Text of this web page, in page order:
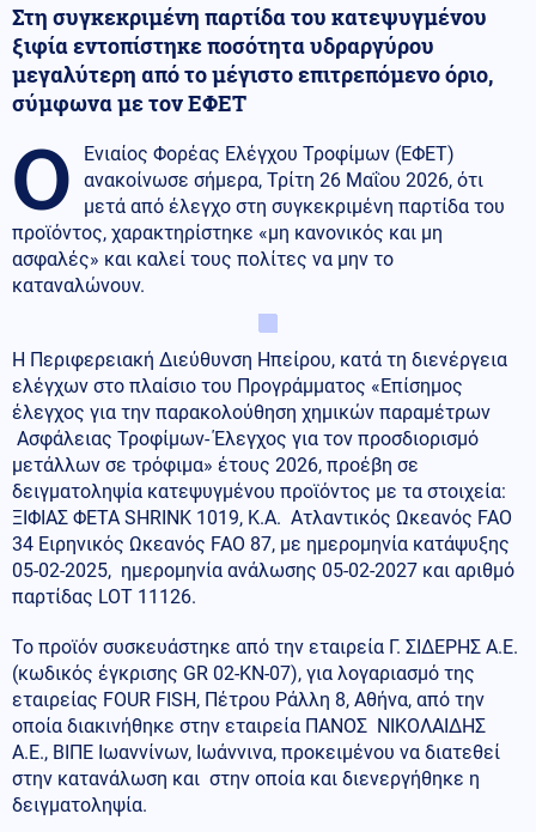
Στη συγκεκριμένη παρτίδα του κατεψυγμένου
ξιφία εντοπίστηκε ποσότητα υδραργύρου
μεγαλύτερη από το μέγιστο επιτρεπόμενο όριο,
σύμφωνα με τον ΕΦΕΤ
Ο
Ενιαίος Φορέας Ελέγχου Τροφίμων (ΕΦΕΤ)
ανακοίνωσε σήμερα, Τρίτη 26 Μαΐου 2026, ότι
μετά από έλεγχο στη συγκεκριμένη παρτίδα του
προϊόντος, χαρακτηρίστηκε «μη κανονικός και μη
ασφαλές» και καλεί τους πολίτες να μην το
καταναλώνουν.
Η Περιφερειακή Διεύθυνση Ηπείρου, κατά τη διενέργεια
ελέγχων στο πλαίσιο του Προγράμματος «Επίσημος
έλεγχος για την παρακολούθηση χημικών παραμέτρων
Ασφάλειας Τροφίμων- Έλεγχος για τον προσδιορισμό
μετάλλων σε τρόφιμα» έτους 2026, προέβη σε
δειγματοληψία κατεψυγμένου προϊόντος με τα στοιχεία:
ΞΙΦΙΑΣ ΦΕΤΑ SHRINK 1019, Κ.Α. Ατλαντικός Ωκεανός FAO
34 Ειρηνικός Ωκεανός FAO 87, με ημερομηνία κατάψυξης
05-02-2025, ημερομηνία ανάλωσης 05-02-2027 και αριθμό
παρτίδας LOT 11126.
Το προϊόν συσκευάστηκε από την εταιρεία Γ. ΣΙΔΕΡΗΣ Α.Ε.
(κωδικός έγκρισης GR 02-ΚΝ-07), για λογαριασμό της
εταιρείας FOUR FISH, Πέτρου Ράλλη 8, Αθήνα, από την
οποία διακινήθηκε στην εταιρεία ΠΑΝΟΣ ΝΙΚΟΛΑΙΔΗΣ
Α.Ε., ΒΙΠΕ Ιωαννίνων, Ιωάννινα, προκειμένου να διατεθεί
στην κατανάλωση και στην οποία και διενεργήθηκε η
δειγματοληψία.